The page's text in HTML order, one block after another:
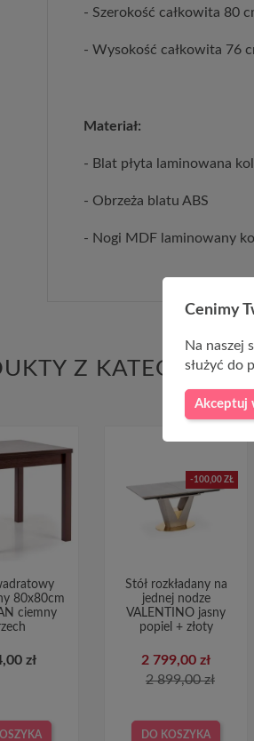
- Szerokość całkowita 80
- Wysokość całkowita 76
Materiał:
- Blat płyta laminowana
- Obrzeża blatu ABS
- Nogi MDF laminowany
Z KATEGORII
80x80cm
ciemny
zł
-100,00 ZŁ
Stół rozkładany na
jednej nodze
VALENTINO jasny
popiel + złoty
2 799,00 zł
2 899,00 zł
DO KOSZYKA
Cenimy
Na naszej
służyć do
Akceptuj